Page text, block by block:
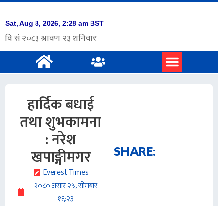
हार्दिक बधाई
तथा शुभकामना
: नरेश
खपाङ्गीमगर
Everest Times
२०८० असार २५, सोमबार
१६:२३
SHARE: